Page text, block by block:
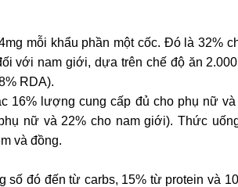
mỗi khẩu phần một cốc. Đó là 32%
với nam giới, dựa trên chế độ ăn
RDA).
16% lượng cung cấp đủ cho phụ nữ và
nữ và 22% cho nam giới). Thức
và đồng.
số đó đến từ carbs, 15% từ protein và